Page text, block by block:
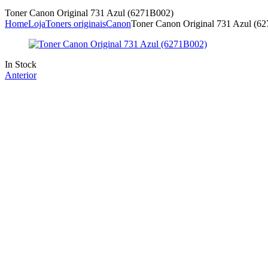
Toner Canon Original 731 Azul (6271B002)
HomeLojaToners originaisCanonToner Canon Original 731 Azul
Availability:
In Stock
Anterior